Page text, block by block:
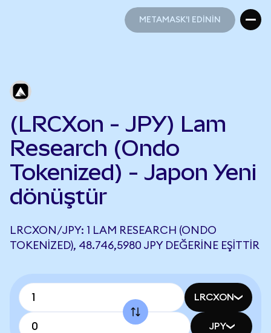
METAMASK'I EDİNİN
(LRCXon - JPY) Lam
Research (Ondo
Tokenized) - Japon Yeni
dönüştür
LRCXON/JPY: 1 LAM RESEARCH (ONDO
TOKENIZED), 48.746,5980 JPY DEĞERINE EŞITTIR
LRCXON
JPY